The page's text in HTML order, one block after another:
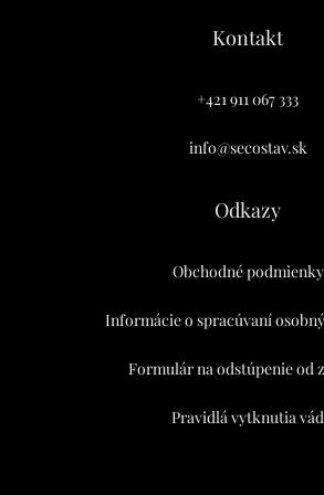
Kontakt
+421 911 067 333
info@secostav.sk
Odkazy
Obchodné podmienky
Informácie o spracúvaní
Formulár na odstúpenie od
Pravidlá vytknutia vád